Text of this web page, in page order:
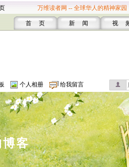
万维读者网 -- 全球华人的精神家园
首 页 新 闻 视
个人相册 给我留言
客